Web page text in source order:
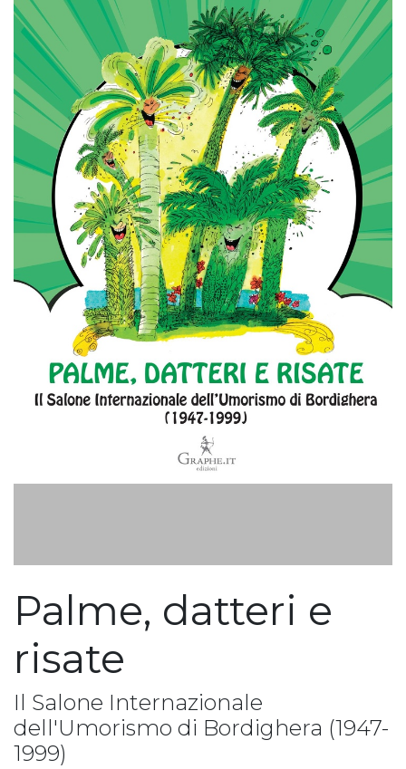
Palme, datteri e
risate
Il Salone Internazionale
dell'Umorismo di Bordighera (1947-
1999)